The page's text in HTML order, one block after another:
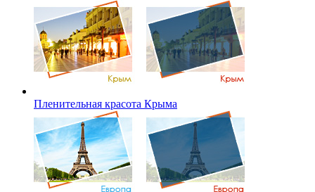
Пленительная красота Крыма